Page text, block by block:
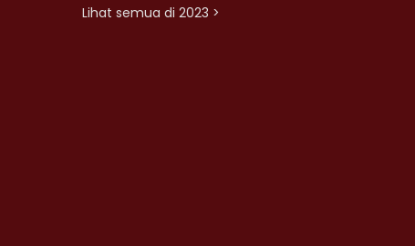
Lihat semua di 2023 >